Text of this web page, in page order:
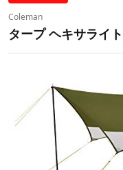
Coleman
タープ ヘキサライト